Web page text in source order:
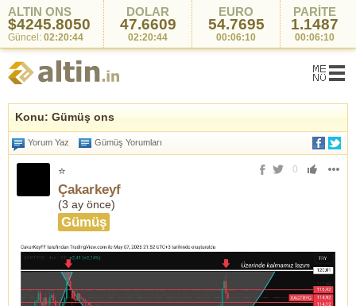
ALTIN ONS
$4245.8050
Güncel: 02:20:44
DOLAR
47.6604
02:20:46
EURO
54.7695
00:06:10
PARİTE
1.1487
00:06:10
Konu: Gümüş ons
Yorum Yaz Gümüş Yorumları
⭐
Çakarkeyf
(3 ay önce)
Gümüş
0